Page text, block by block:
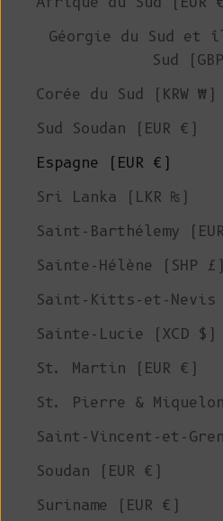
Géorgie du Sud et
Sud
Corée du Sud (KRW ₩)
Sud Soudan (EUR €)
Espagne (EUR €)
Sri Lanka (LKR ₨)
Saint-Barthélemy
Sainte-Hélène (SHP £)
Saint-Kitts-et-Nevis
Sainte-Lucie (XCD $)
St. Martin (EUR €)
St. Pierre &
Saint-Vincent-et-
Soudan (EUR €)
Suriname (EUR €)